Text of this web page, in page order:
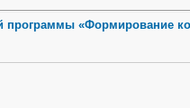
программы «Формирование